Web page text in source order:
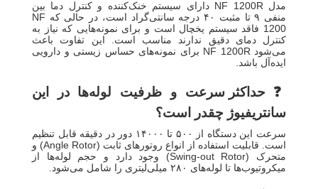
مدل NF 1200R دارای سیستم خنک‌کننده و کنترل دما بین
منفی ۹ تا مثبت ۴۰ درجه سانتی‌گراد است، در حالی که NF
1200 فاقد سیستم یخچال است و برای نمونه‌هایی که نیاز به
کنترل دمای دقیق ندارند مناسب است. این تفاوت باعث
می‌شود NF 1200R برای نمونه‌های حساس زیستی و دارویی
ایده‌آل باشد.
❓ حداکثر سرعت و ظرفیت لوله‌ها در این
سانتریفیوژ چقدر است؟
سرعت این دستگاه از ۵۰۰ تا ۱۴۰۰۰ دور در دقیقه قابل تنظیم
است. قابلیت استفاده از انواع روتورهای ثابت (Angle Rotor) و
متحرک (Swing-out Rotor) وجود دارد و حجم لوله‌ها از
میکروتیوب‌ها تا لوله‌های ۲۸۰ میلی‌لیتری را شامل می‌شود.